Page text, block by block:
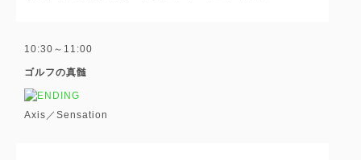
10:30～11:00
ゴルフの真髄
Axis／Sensation